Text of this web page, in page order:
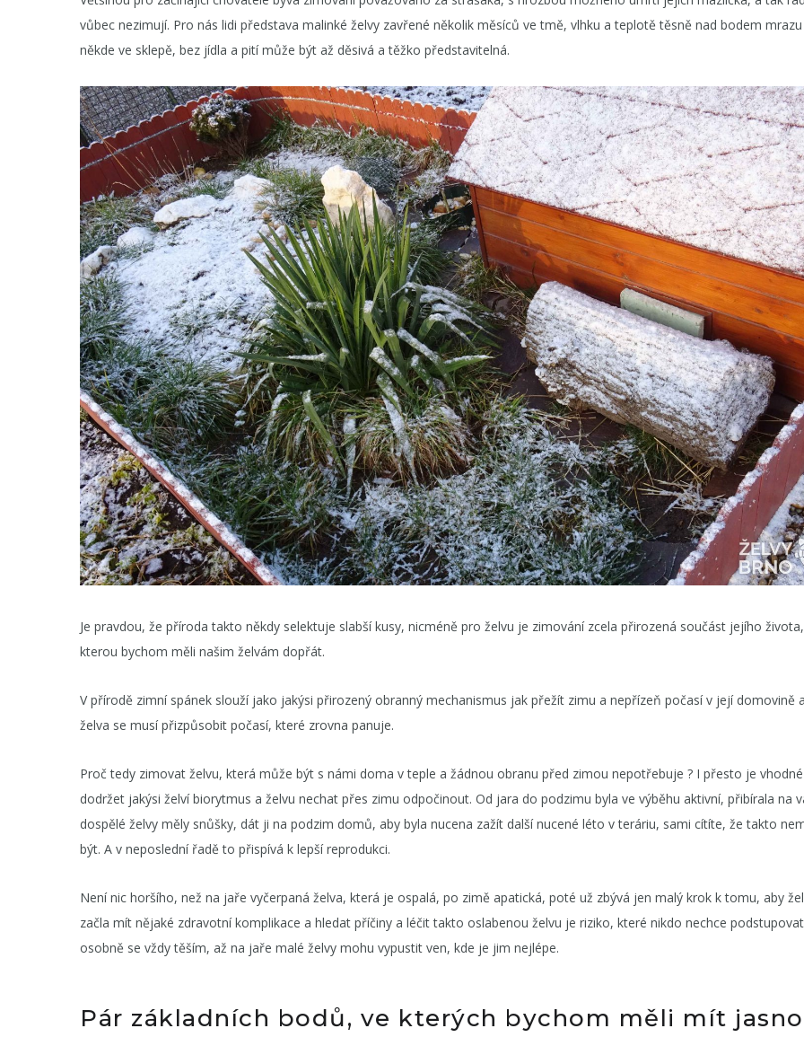
vůbec nezimují. Pro nás lidi představa malinké želvy zavřené několik měsíců ve tmě, vlhku a teplotě těsně nad bodem mrazu
někde ve sklepě, bez jídla a pití může být až děsivá a těžko představitelná.
Je pravdou, že příroda takto někdy selektuje slabší kusy, nicméně pro želvu je zimování zcela přirozená součást jejího života,
kterou bychom měli našim želvám dopřát.
V přírodě zimní spánek slouží jako jakýsi přirozený obranný mechanismus jak přežít zimu a nepřízeň počasí v její domovině
želva se musí přizpůsobit počasí, které zrovna panuje.
Proč tedy zimovat želvu, která může být s námi doma v teple a žádnou obranu před zimou nepotřebuje ? I přesto je vhodné
dodržet jakýsi želví biorytmus a želvu nechat přes zimu odpočinout. Od jara do podzimu byla ve výběhu aktivní, přibírala na
dospělé želvy měly snůšky, dát ji na podzim domů, aby byla nucena zažít další nucené léto v teráriu, sami cítíte, že takto
být. A v neposlední řadě to přispívá k lepší reprodukci.
Není nic horšího, než na jaře vyčerpaná želva, která je ospalá, po zimě apatická, poté už zbývá jen malý krok k tomu, aby
začla mít nějaké zdravotní komplikace a hledat příčiny a léčit takto oslabenou želvu je riziko, které nikdo nechce
osobně se vždy těším, až na jaře malé želvy mohu vypustit ven, kde je jim nejlépe.
Pár základních bodů, ve kterých bychom měli mít